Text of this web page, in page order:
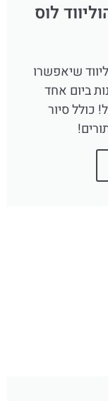
לוס
שיאפשרו
ביום אחד
כולל סיור